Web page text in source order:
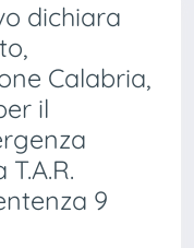
dichiara
Calabria,
il
9